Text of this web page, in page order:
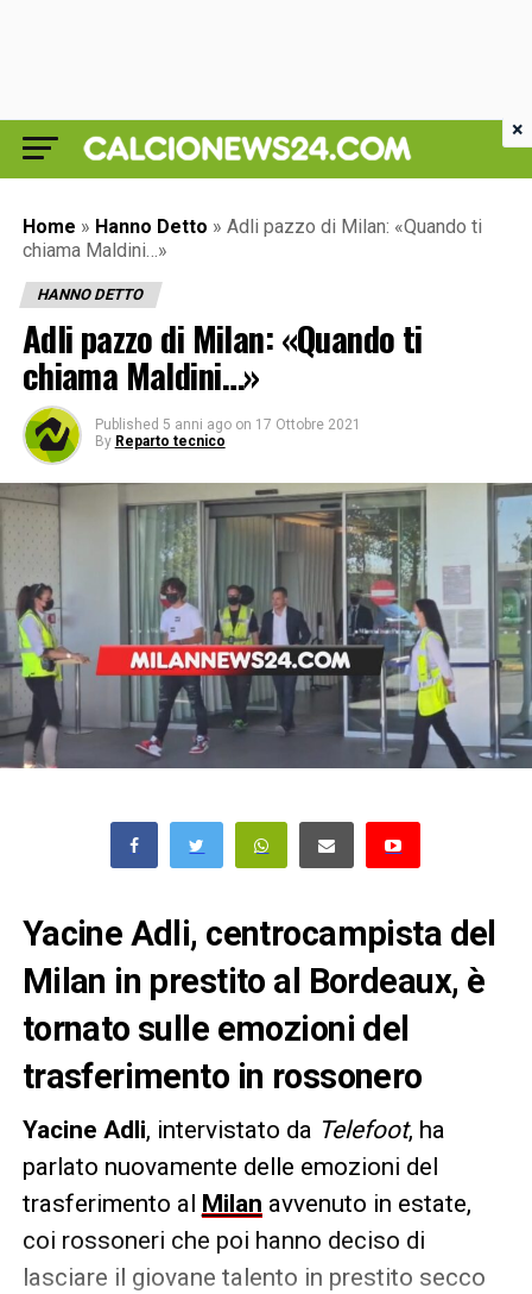
Home » Hanno Detto » Adli pazzo di Milan: «Quando ti
chiama Maldini…»
HANNO DETTO
Adli pazzo di Milan: «Quando ti
chiama Maldini…»
Published 5 anni ago on 17 Ottobre 2021
By Reparto tecnico
Yacine Adli, centrocampista del
Milan in prestito al Bordeaux, è
tornato sulle emozioni del
trasferimento in rossonero
Yacine Adli, intervistato da Telefoot, ha
parlato nuovamente delle emozioni del
trasferimento al Milan avvenuto in estate,
coi rossoneri che poi hanno deciso di
lasciare il giovane talento in prestito secco
×